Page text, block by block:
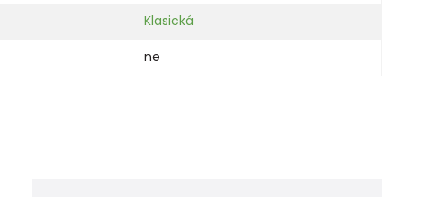
Klasická
ne